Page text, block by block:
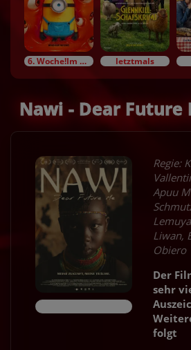
6. Woche!Im Bundesstart letztmals
Nawi - Dear Future
Regie:
Apuu
Liwan,
Obiero
Der
sehr
folgt